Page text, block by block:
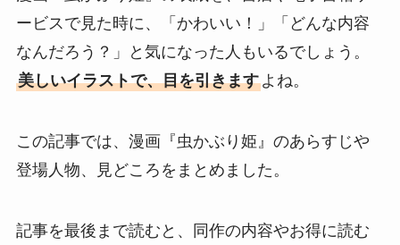
ービスで見た時に、「かわいい！」「どんな内容
なんだろう？」と気になった人もいるでしょう。
美しいイラストで、目を引きますよね。
この記事では、漫画『虫かぶり姫』のあらすじや
登場人物、見どころをまとめました。
記事を最後まで読むと、同作の内容やお得に読む